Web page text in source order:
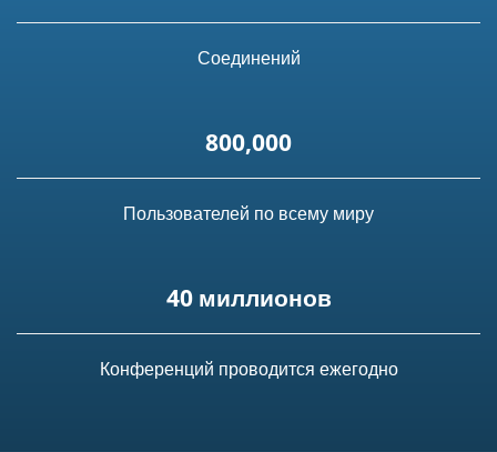
Соединений
800,000
Пользователей по всему миру
40 миллионов
Конференций проводится ежегодно